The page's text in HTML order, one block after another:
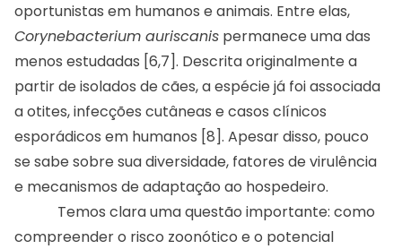
oportunistas em humanos e animais. Entre elas,
Corynebacterium auriscanis permanece uma das
menos estudadas [6,7]. Descrita originalmente a
partir de isolados de cães, a espécie já foi associada
a otites, infecções cutâneas e casos clínicos
esporádicos em humanos [8]. Apesar disso, pouco
se sabe sobre sua diversidade, fatores de virulência
e mecanismos de adaptação ao hospedeiro.
Temos clara uma questão importante: como
compreender o risco zoonótico e o potencial